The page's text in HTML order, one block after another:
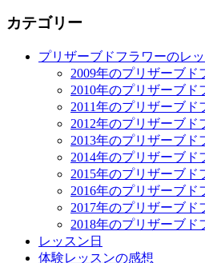
カテゴリー
プリザーブドフラワーのレ
2009年のプリザーブド
2010年のプリザーブド
2011年のプリザーブド
2012年のプリザーブド
2013年のプリザーブド
2014年のプリザーブド
2015年のプリザーブド
2016年のプリザーブド
2017年のプリザーブド
2018年のプリザーブド
レッスン日
体験レッスンの感想